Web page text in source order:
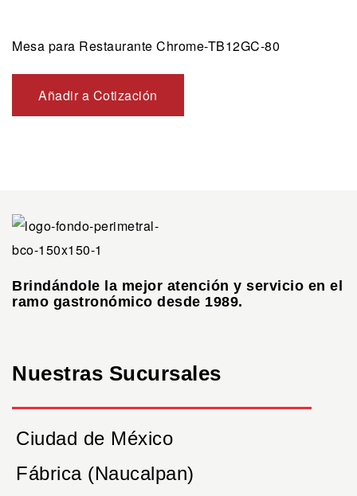
Mesa para Restaurante Chrome-TB12GC-80
Añadir a Cotización
Brindándole la mejor atención y servicio en el
ramo gastronómico desde 1989.
Nuestras Sucursales
Ciudad de México
Fábrica (Naucalpan)